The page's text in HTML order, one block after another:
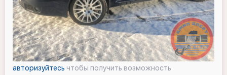
авторизуйтесь чтобы получить возможность